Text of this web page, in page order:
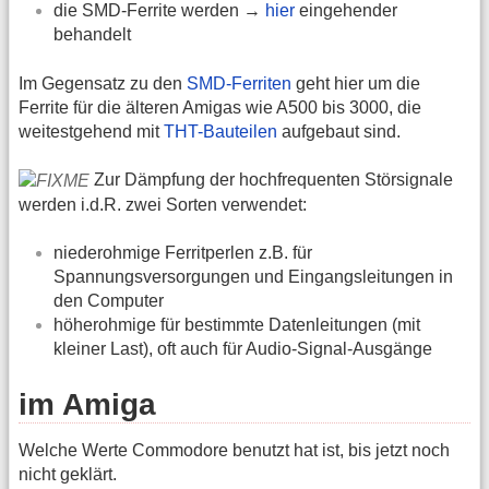
die SMD-Ferrite werden → hier eingehender
behandelt
Im Gegensatz zu den SMD-Ferriten geht hier um die
Ferrite für die älteren Amigas wie A500 bis 3000, die
weitestgehend mitTHT-Bauteilen aufgebaut sind.
Zur Dämpfung der hochfrequenten Störsignale
werden i.d.R. zwei Sorten verwendet:
niederohmige Ferritperlen z.B. für
Spannungsversorgungen und Eingangsleitungen in
den Computer
höherohmige für bestimmte Datenleitungen (mit
kleiner Last), oft auch für Audio-Signal-Ausgänge
im Amiga
Welche Werte Commodore benutzt hat ist, bis jetzt noch
nicht geklärt.